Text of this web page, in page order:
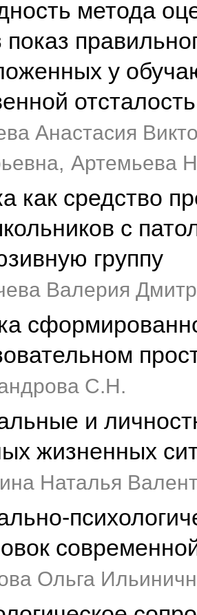
метода
показ
у
Анастасия
Артемьева
как средство
с
группу
Валерия
С.Н.
и
жизненных
Наталья
Ольга